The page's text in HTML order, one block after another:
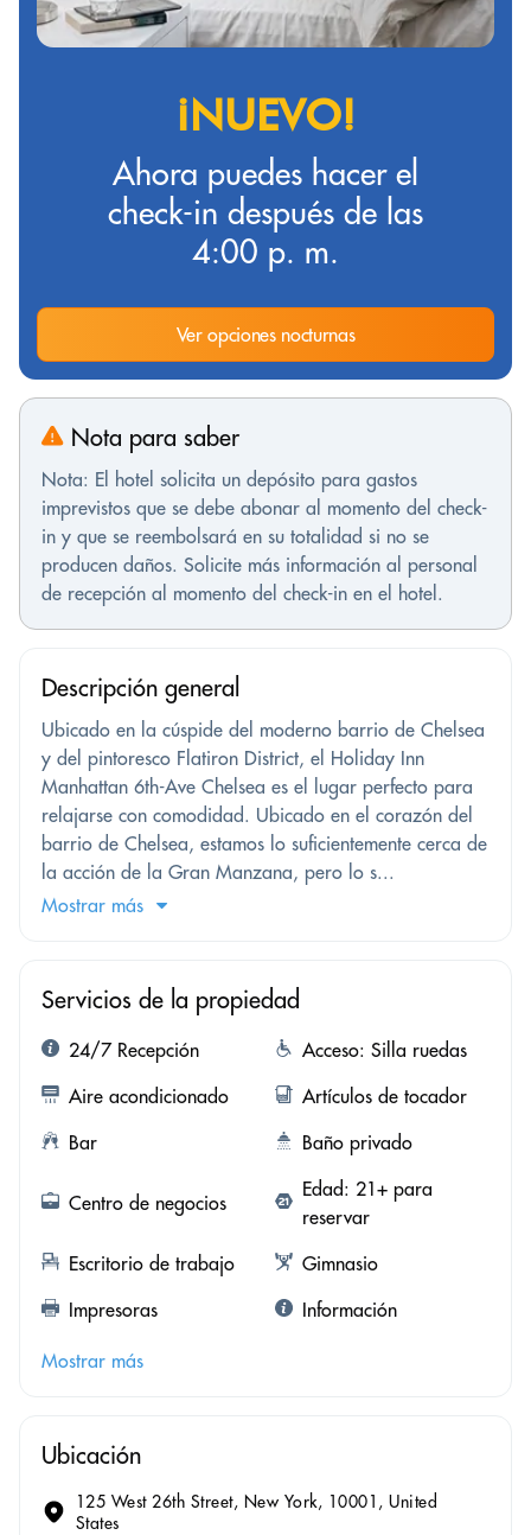
¡NUEVO!
Ahora puedes hacer el
check-in después de las
4:00 p. m.
Ver opciones nocturnas
Nota para saber
Nota: El hotel solicita un depósito para gastos
imprevistos que se debe abonar al momento del check-
in y que se reembolsará en su totalidad si no se
producen daños. Solicite más información al personal
de recepción al momento del check-in en el hotel.
Descripción general
Ubicado en la cúspide del moderno barrio de Chelsea
y del pintoresco Flatiron District, el Holiday Inn
Manhattan 6th-Ave Chelsea es el lugar perfecto para
relajarse con comodidad. Ubicado en el corazón del
barrio de Chelsea, estamos lo suficientemente cerca de
la acción de la Gran Manzana, pero lo s...
Mostrar más
Servicios de la propiedad
24/7 Recepción
Acceso: Silla ruedas
Aire acondicionado
Artículos de tocador
Bar
Baño privado
Centro de negocios
Edad: 21+ para
reservar
Escritorio de trabajo
Gimnasio
Impresoras
Información
Mostrar más
Ubicación
125 West 26th Street, New York, 10001, United
States